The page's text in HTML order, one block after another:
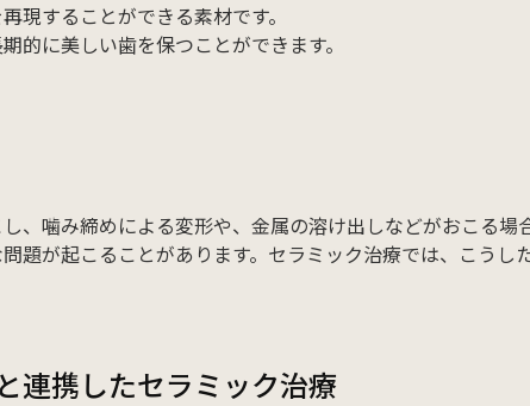
現することができる素材です。
的に美しい歯を保つことができます。
、噛み締めによる変形や、金属の溶け出しなどがおこる
題が起こることがあります。セラミック治療では、こうし
連携したセラミック治療